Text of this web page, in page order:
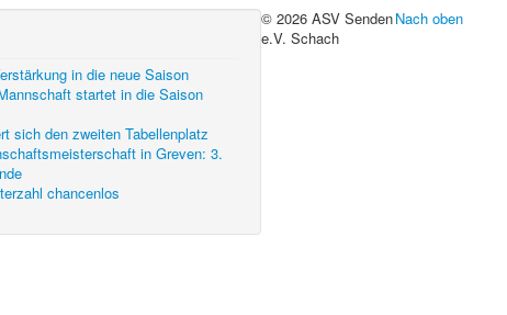
in die neue Saison
startet in die Saison
sich den zweiten Tabellenplatz
in Greven: 3.
chancenlos
Nach oben
© 2026 ASV Senden
e.V. Schach